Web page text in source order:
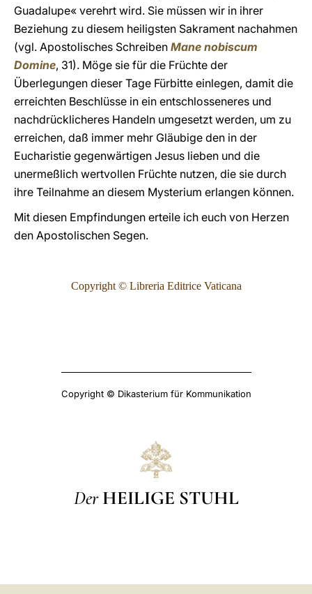
Guadalupe« verehrt wird. Sie müssen wir in ihrer
Beziehung zu diesem heiligsten Sakrament nachahmen
(vgl. Apostolisches Schreiben Mane nobiscum
Domine, 31). Möge sie für die Früchte der
Überlegungen dieser Tage Fürbitte einlegen, damit die
erreichten Beschlüsse in ein entschlosseneres und
nachdrücklicheres Handeln umgesetzt werden, um zu
erreichen, daß immer mehr Gläubige den in der
Eucharistie gegenwärtigen Jesus lieben und die
unermeßlich wertvollen Früchte nutzen, die sie durch
ihre Teilnahme an diesem Mysterium erlangen können.
Mit diesen Empfindungen erteile ich euch von Herzen
den Apostolischen Segen.
Copyright © Libreria Editrice Vaticana
Copyright © Dikasterium für Kommunikation
Der HEILIGE STUHL